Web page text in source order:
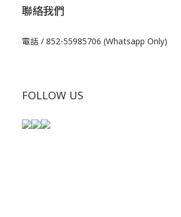
聯絡我們
電話 / 852-55985706 (Whatsapp Only)
FOLLOW US